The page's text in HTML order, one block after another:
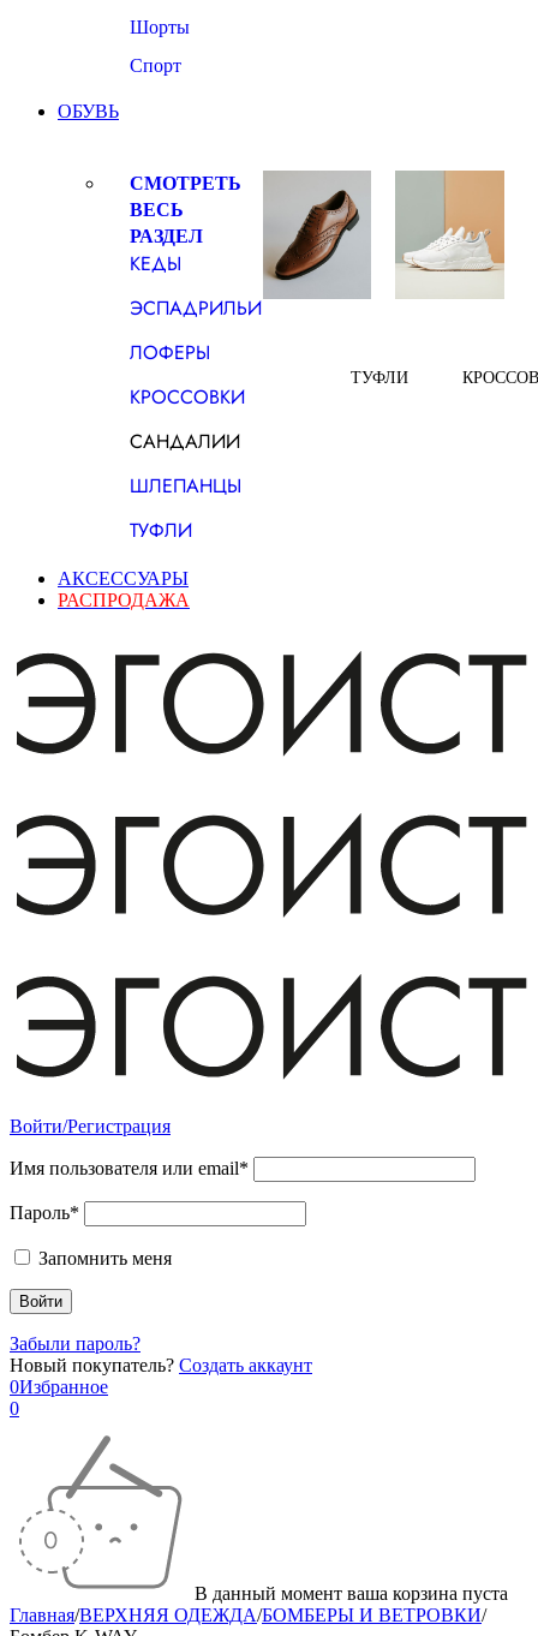
Шорты
Спорт
ОБУВЬ
СМОТРЕТЬ
ВЕСЬ
РАЗДЕЛ
КЕДЫ
ЭСПАДРИЛЬИ
ЛОФЕРЫ
КРОССОВКИ
САНДАЛИИ
ШЛЕПАНЦЫ
ТУФЛИ
ТУФЛИ
АКСЕССУАРЫ
РАСПРОДАЖА
Войти/Регистрация
Имя пользователя или email*
Пароль*
Запомнить меня
Забыли пароль?
Новый покупатель? Создать аккаунт
0Избранное
0
В данный момент ваша корзина пуста
Главная/ВЕРХНЯЯ ОДЕЖДА/БОМБЕРЫ И ВЕТРОВКИ/